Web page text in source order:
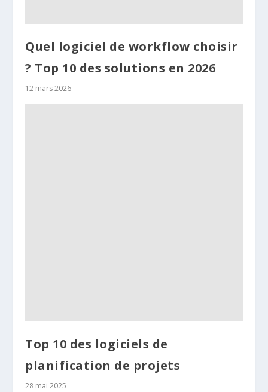
Quel logiciel de workflow choisir
? Top 10 des solutions en 2026
12 mars 2026
Top 10 des logiciels de
planification de projets
28 mai 2025